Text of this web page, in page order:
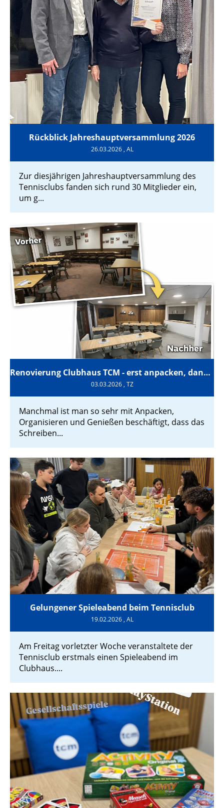
Rückblick Jahreshauptversammlung 2026
26.03.2026, AL
Zur diesjährigen Jahreshauptversammlung des
Tennisclubs fanden sich rund 30 Mitglieder ein,
um g...
Renovierung Clubhaus TCM - erst anpacken, dann berichten
03.03.2026, TZ
Manchmal ist man so sehr mit Anpacken,
Organisieren und Genießen beschäftigt, dass das
Schreiben...
Gelungener Spieleabend beim Tennisclub
19.02.2026, AL
Am Freitag vorletzter Woche veranstaltete der
Tennisclub erstmals einen Spieleabend im
Clubhaus....